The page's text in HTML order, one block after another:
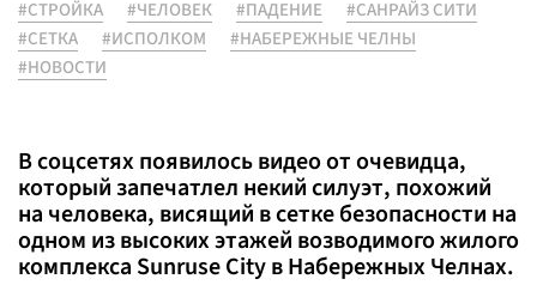
#СТРОЙКА #ЧЕЛОВЕК #ПАДЕНИЕ
#САНРАЙЗ СИТИ
#СЕТКА
#ИСПОЛКОМ
#НАБЕРЕЖНЫЕ ЧЕЛНЫ
#НОВОСТИ
В соцсетях появилось видео от очевидца,
который запечатлел некий силуэт, похожий
на человека, висящий в сетке безопасности на
одном из высоких этажей возводимого жилого
комплекса Sunruse City в Набережных Челнах.